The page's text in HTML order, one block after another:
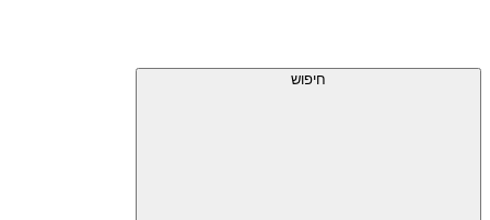
עליון
חיפוש